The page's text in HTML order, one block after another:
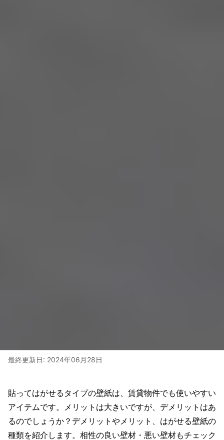
最終更新日: 2024年06月28日
貼ってはがせるタイプの壁紙は、賃貸物件でも使いやすい
アイテムです。メリットは大きいですが、デメリットはあ
るのでしょうか？デメリットやメリット、はがせる壁紙の
種類を紹介します。相性の良い壁材・悪い壁材もチェック